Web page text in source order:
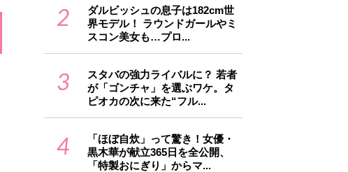
2
ダルビッシュの息子は182cm世
界モデル！ ラウンドガールやミ
スコン美女も…プロ...
3
スタバの強力ライバルに？ 若者
が「ゴンチャ」を選ぶワケ。タ
ピオカの次に来た“フル...
4
「ほぼ自炊」って驚き！女優・
黒木華が献立365日を全公開、
「特製おにぎり」からマ...